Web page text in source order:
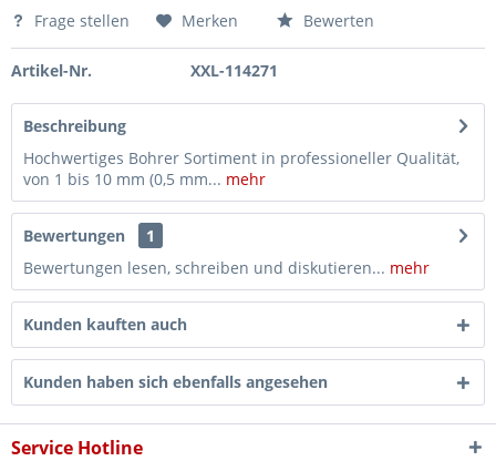
Frage stellen Merken Bewerten
Artikel-Nr. XXL-114271
Beschreibung
Hochwertiges Bohrer Sortiment in professioneller Qualität,
von 1 bis 10 mm (0,5 mm... mehr
Bewertungen
1
Bewertungen lesen, schreiben und diskutieren... mehr
Kunden kauften auch
Kunden haben sich ebenfalls angesehen
Service Hotline